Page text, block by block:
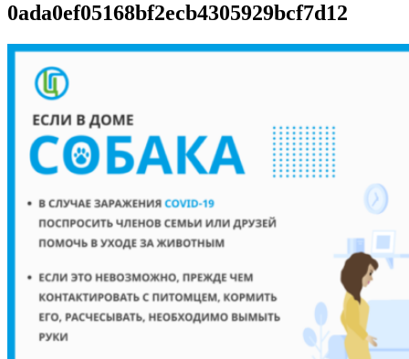
0ada0ef05168bf2ecb4305929bcf7d12